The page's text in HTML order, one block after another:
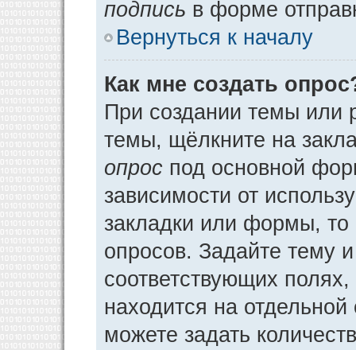
подпись в форме
Вернуться к началу
Как мне создать
При создании темы или
темы, щёлкните на
опрос под основной
зависимости от
закладки или формы, то
опросов. Задайте тему
соответствующих
находится на
можете задать